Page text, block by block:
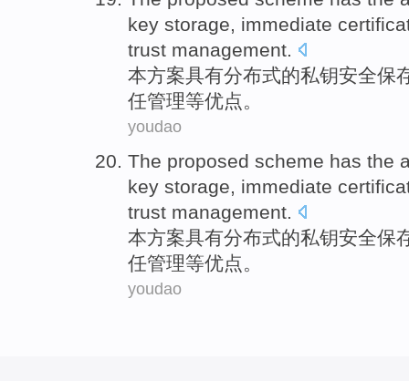
key storage, immediate
trust management.
本方案具有分布式的私钥安全保
任管理等优点。
youdao
The proposed scheme has the
key storage, immediate
trust management.
本方案具有分布式的私钥安全保
任管理等优点。
youdao